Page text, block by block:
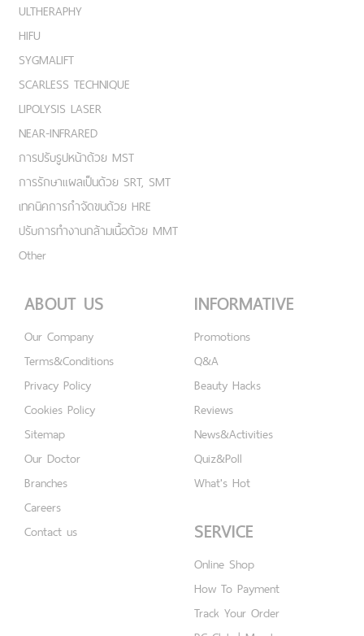
ULTHERAPHY
HIFU
SYGMALIFT
SCARLESS TECHNIQUE
LIPOLYSIS LASER
NEAR-INFRARED
การปรับรูปหน้าด้วย MST
การรักษาแผลเป็นด้วย SRT, SMT
เทคนิคการกำจัดขนด้วย HRE
ปรับการทำงานกล้ามเนื้อด้วย MMT
Other
ABOUT US
Our Company
Terms&Conditions
Privacy Policy
Cookies Policy
Sitemap
Our Doctor
Branches
Careers
Contact us
INFORMATIVE
Promotions
Q&A
Beauty Hacks
Reviews
News&Activities
Quiz&Poll
What's Hot
SERVICE
Online Shop
How To Payment
Track Your Order